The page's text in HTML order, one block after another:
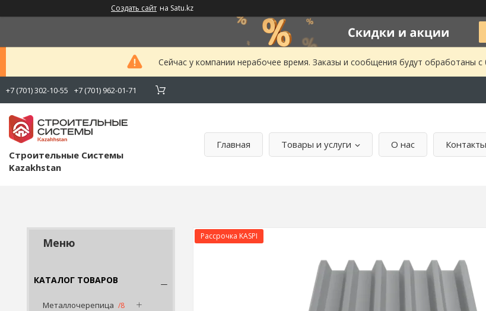
Создать сайт на Satu.kz
Сейчас у компании нерабочее время. Заказы и сообщения будут обработаны
+7 (701) 302-10-55 +7 (701) 962-01-71
Строительные Системы
Kazakhstan
Главная Товары и услуги О нас Контакты
КАТАЛОГ ТОВАРОВ
Металлочерепица 8
Рассрочка KASPI